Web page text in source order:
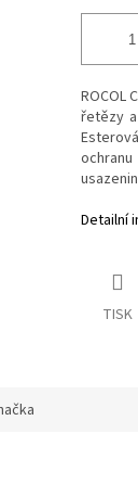
ROCOL
řetězy
Detailní
TISK